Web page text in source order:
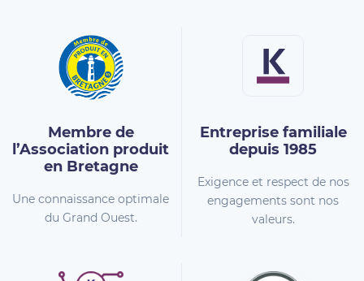
Membre de
l’Association produit
en Bretagne
Une connaissance optimale
du Grand Ouest.
Entreprise familiale
depuis 1985
Exigence et respect de nos
engagements sont nos
valeurs.